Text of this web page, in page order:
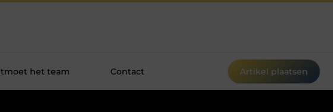
het team Contact Artikel plaatsen